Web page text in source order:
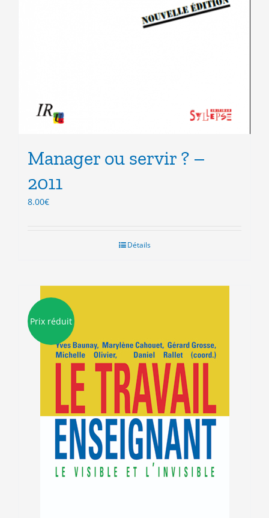
Manager ou servir ? –
2011
8.00€
Détails
Prix réduit